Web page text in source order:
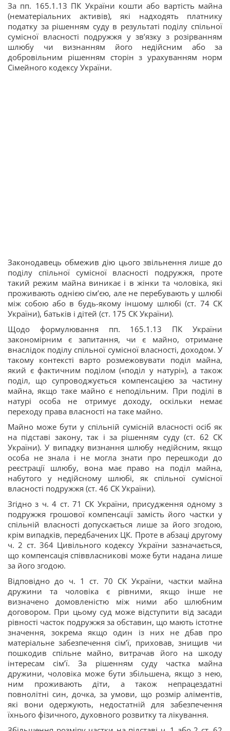
За пп. 165.1.13 ПК України кошти або вартість майна
(нематеріальних активів), які надходять платнику
податку за рішенням суду в результаті поділу спільної
сумісної власності подружжя у зв’язку з розірванням
шлюбу чи визнанням його недійсним або за
добровільним рішенням сторін з урахуванням норм
Сімейного кодексу України.
Законодавець обмежив дію цього звільнення лише до
поділу спільної сумісної власності подружжя, проте
такий режим майна виникає і в жінки та чоловіка, які
проживають однією сім’єю, але не перебувають у шлюбі
між собою або в будь-якому іншому шлюбі (ст. 74 СК
України), батьків і дітей (ст. 175 СК України).
Щодо формулювання пп. 165.1.13 ПК України
закономірним є запитання, чи є майно, отримане
внаслідок поділу спільної сумісної власності, доходом. У
такому контексті варто розмежовувати поділ майна,
який є фактичним поділом («поділ у натурі»), а також
поділ, що супроводжується компенсацією за частину
майна, якщо таке майно є неподільним. При поділі в
натурі особа не отримує доходу, оскільки немає
переходу права власності на таке майно.
Майно може бути у спільній сумісній власності осіб як
на підставі закону, так і за рішенням суду (ст. 62 СК
України). У випадку визнання шлюбу недійсним, якщо
особа не знала і не могла знати про перешкоди до
реєстрації шлюбу, вона має право на поділ майна,
набутого у недійсному шлюбі, як спільної сумісної
власності подружжя (ст. 46 СК України).
Згідно з ч. 4 ст. 71 СК України, присудження одному з
подружжя грошової компенсації замість його частки у
спільній власності допускається лише за його згодою,
крім випадків, передбачених ЦК. Проте в абзаці другому
ч. 2 ст. 364 Цивільного кодексу України зазначається,
що компенсація співвласникові може бути надана лише
за його згодою.
Відповідно до ч. 1 ст. 70 СК України, частки майна
дружини та чоловіка є рівними, якщо інше не
визначено домовленістю між ними або шлюбним
договором. При цьому суд може відступити від засади
рівності часток подружжя за обставин, що мають істотне
значення, зокрема якщо один із них не дбав про
матеріальне забезпечення сім’ї, приховав, знищив чи
пошкодив спільне майно, витрачав його на шкоду
інтересам сім’ї. За рішенням суду частка майна
дружини, чоловіка може бути збільшена, якщо з нею,
ним проживають діти, а також непрацездатні
повнолітні син, дочка, за умови, що розмір аліментів,
які вони одержують, недостатній для забезпечення
їхнього фізичного, духовного розвитку та лікування.